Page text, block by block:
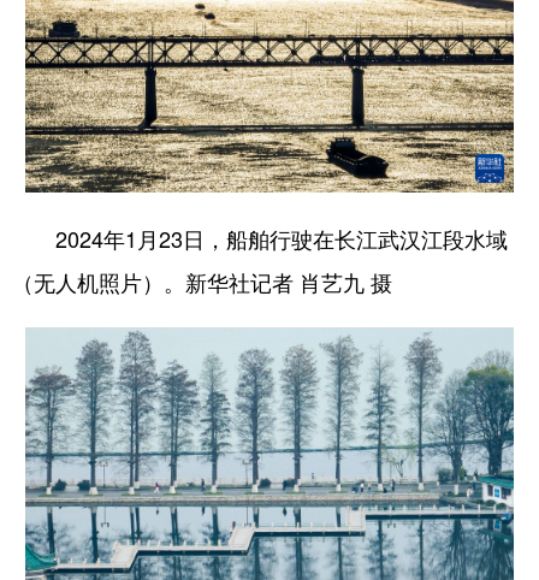
2024年1月23日，船舶行驶在长江武汉江段水域
（无人机照片）。新华社记者 肖艺九 摄